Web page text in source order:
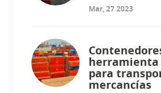
Mar, 27 2023
herramienta
para
mercancías